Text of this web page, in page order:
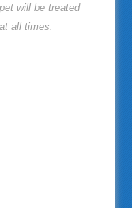
will be treated
all times.